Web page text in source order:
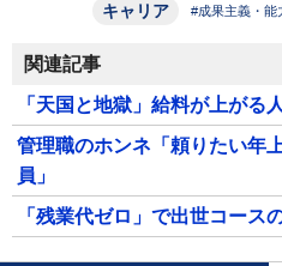
キャリア #成果主義・能
関連記事
「天国と地獄」給料が上がる
管理職のホンネ「頼りたい年
員」
「残業代ゼロ」で出世コース